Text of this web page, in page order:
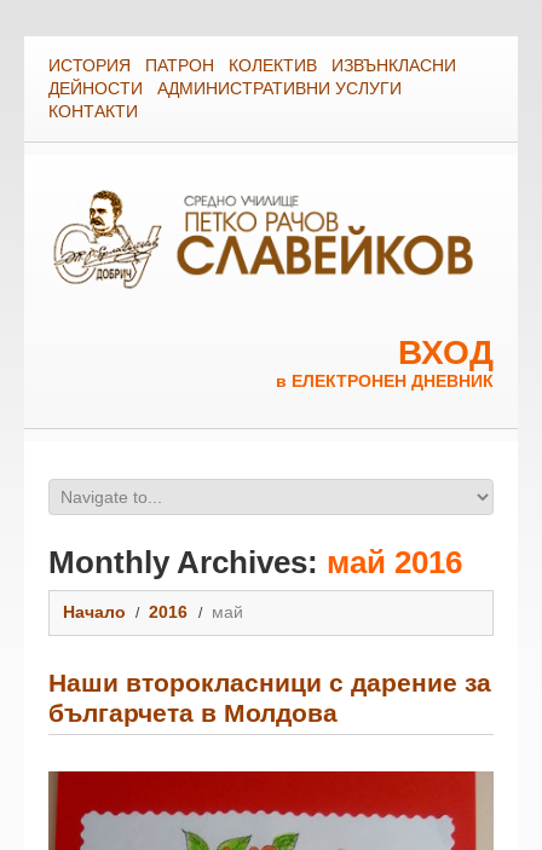
ИСТОРИЯ ПАТРОН КОЛЕКТИВ
ИЗВЪНКЛАСНИ
ДЕЙНОСТИ
АДМИНИСТРАТИВНИ УСЛУГИ
КОНТАКТИ
ВХОД
в ЕЛЕКТРОНЕН ДНЕВНИК
Monthly Archives: май 2016
Начало 2016 май
Наши второкласници с дарение за
българчета в Молдова